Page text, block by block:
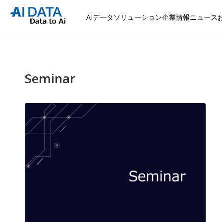
AIデータソリューション企業情報ニュース
Seminar